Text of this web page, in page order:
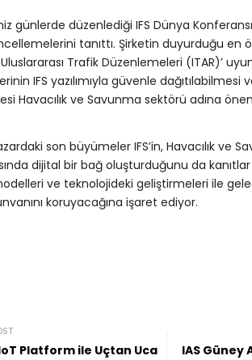
günlerde düzenlediği IFS Dünya
tanıttı. Şirketin duyurduğu en
Trafik Düzenlemeleri (ITAR)’
IFS yazılımıyla güvenle
Havacılık ve Savunma sektörü adına
son büyümeler IFS’in, Havacılık ve
dijital bir bağ oluşturduğunu da
ve teknolojideki geliştirmeleri ile
koruyacağına işaret ediyor.
Platform ile Uçtan Uca
IAS Güney